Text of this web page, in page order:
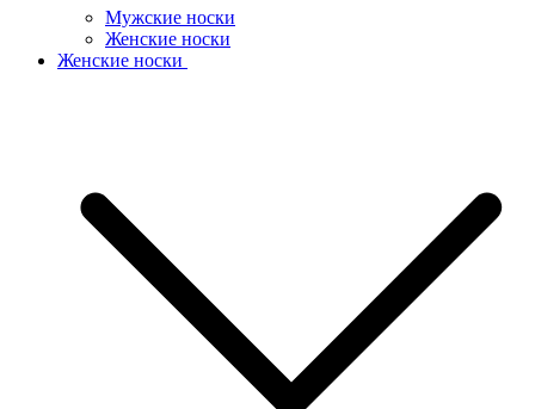
Мужские носки
Женские носки
Женские носки